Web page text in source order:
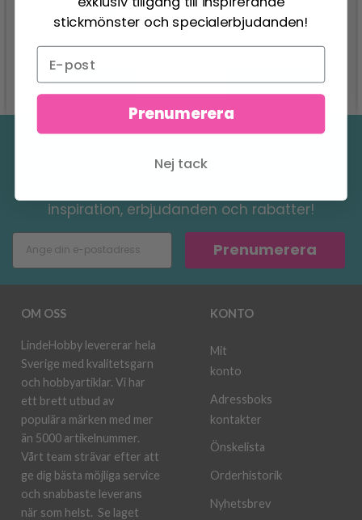
62.95 SEK
Se produkt
49.95 SEK
Se produkt
inspiration, erbjudanden och rabatter!
Prenumerera
OM OSS
LindeHobby levererar hela
Sverige med kvalitetsgarn
och hobbyartiklar. Vi har
ett brett utbud av
populära märken med mer
än 5000 artikelnummer.
Vårt team strävar efter att
ge dig bästa möjliga service
och snabbaste leverans
när som helst. Se laget
KONTO
Mit
konto
Adressboks
kontakter
Önskelista
Orderhistorik
Nyhetsbrev
stickmönster och specialerbjudanden!
Prenumerera
Nej tack